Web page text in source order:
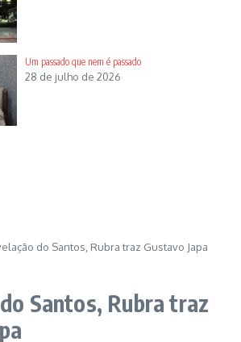
Um passado que nem é passado
28 de julho de 2026
do Santos, Rubra traz Gustavo Japa
Santos, Rubra traz